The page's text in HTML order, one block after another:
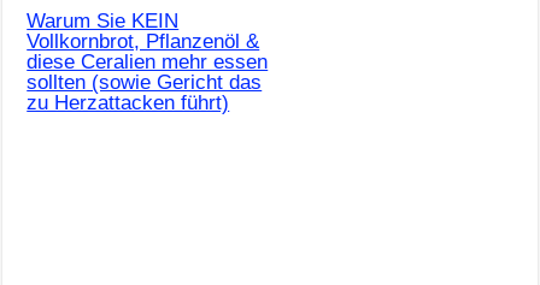
Warum Sie KEIN
Vollkornbrot, Pflanzenöl &
diese Ceralien mehr essen
sollten (sowie Gericht das
zu Herzattacken führt)